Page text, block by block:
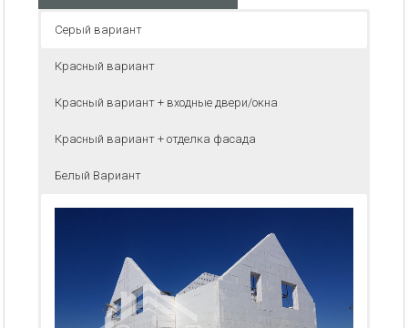
Серый вариант
Красный вариант
Красный вариант + входные двери/окна
Красный вариант + отделка фасада
Белый Вариант